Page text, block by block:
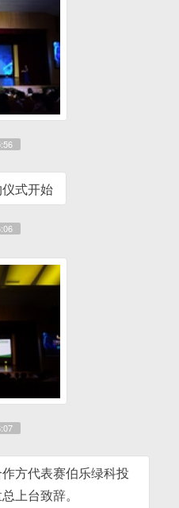
式开始
方代表赛伯乐绿科投
上台致辞。